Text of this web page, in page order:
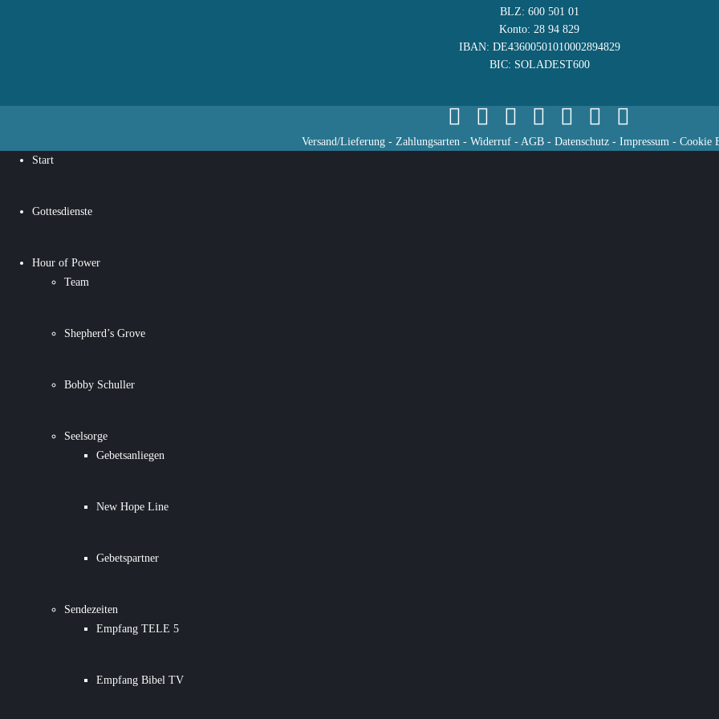
BLZ: 600 501 01
Konto: 28 94 829
IBAN: DE43600501010002894829
BIC: SOLADEST600
Versand/Lieferung - Zahlungsarten - Widerruf - AGB - Datenschutz - Impressum - Cookie
Start
Gottesdienste
Hour of Power
Team
Shepherd’s Grove
Bobby Schuller
Seelsorge
Gebetsanliegen
New Hope Line
Gebetspartner
Sendezeiten
Empfang TELE 5
Empfang Bibel TV